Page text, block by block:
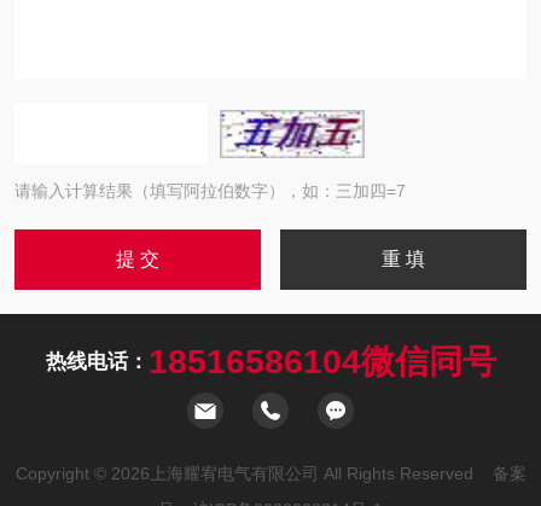
请输入计算结果（填写阿拉伯数字），如：三加四=7
热线电话： 18516586104微信同号
Copyright © 2026上海耀宥电气有限公司 All Rights Reserved 备案